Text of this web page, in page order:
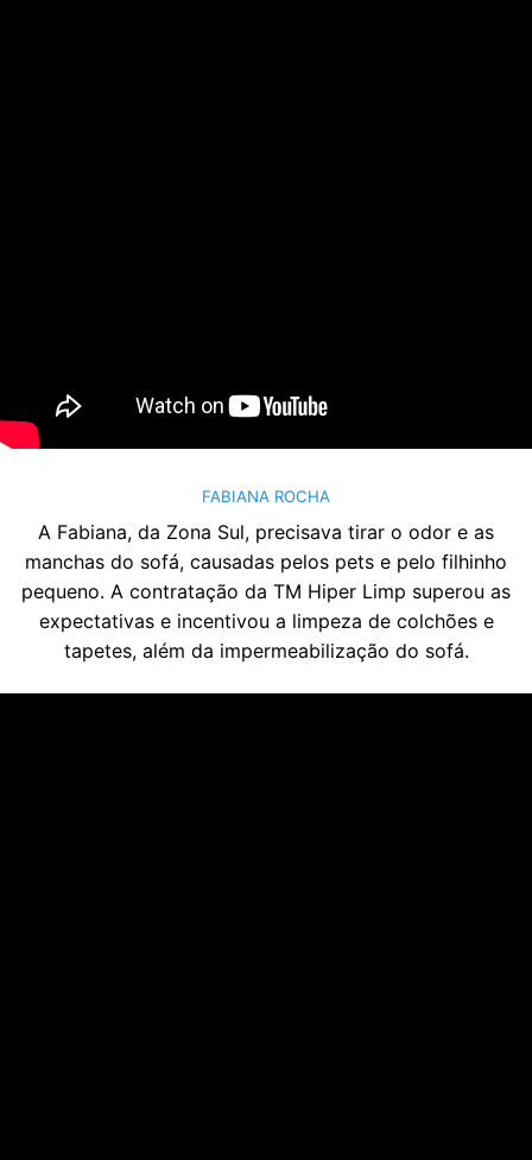
FABIANA ROCHA
A Fabiana, da Zona Sul, precisava tirar o odor e as
manchas do sofá, causadas pelos pets e pelo filhinho
pequeno. A contratação da TM Hiper Limp superou as
expectativas e incentivou a limpeza de colchões e
tapetes, além da impermeabilização do sofá.